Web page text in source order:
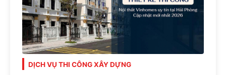
DỊCH VỤ THI CÔNG XÂY DỰNG